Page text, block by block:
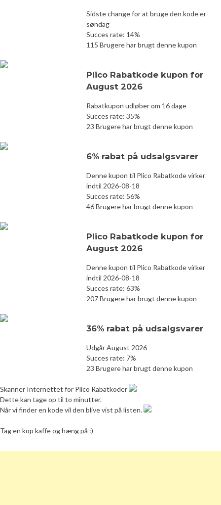
Sidste change for at bruge den kode er
søndag
Succes rate: 14%
115 Brugere har brugt denne kupon
Plico Rabatkode kupon for
August 2026
Rabatkupon udløber om 16 dage
Succes rate: 35%
23 Brugere har brugt denne kupon
6% rabat på udsalgsvarer
Denne kupon til Plico Rabatkode virker
indtil 2026-08-18
Succes rate: 56%
46 Brugere har brugt denne kupon
Plico Rabatkode kupon for
August 2026
Denne kupon til Plico Rabatkode virker
indtil 2026-08-18
Succes rate: 63%
207 Brugere har brugt denne kupon
36% rabat på udsalgsvarer
Udgår August 2026
Succes rate: 7%
23 Brugere har brugt denne kupon
Skanner Internettet for Plico Rabatkoder
Dette kan tage op til to minutter.
Når vi finder en kode vil den blive vist på listen.
Tag en kop kaffe og hæng på :)